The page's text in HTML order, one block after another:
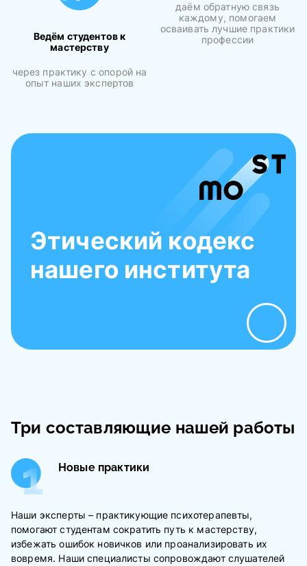
даём обратную связь
каждому, помогаем
осваивать лучшие практики
профессии
Ведём студентов к
мастерству
через практику с опорой на
опыт наших экспертов
Этический кодекс
нашего института
Три составляющие нашей работы
Новые практики
Наши эксперты – практикующие психотерапевты,
помогают студентам сократить путь к мастерству,
избежать ошибок новичков или проанализировать их
вовремя. Наши специалисты сопровождают слушателей